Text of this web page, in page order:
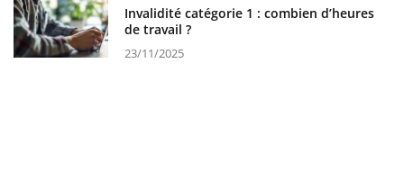
Invalidité catégorie 1 : combien d’heures
de travail ?
23/11/2025